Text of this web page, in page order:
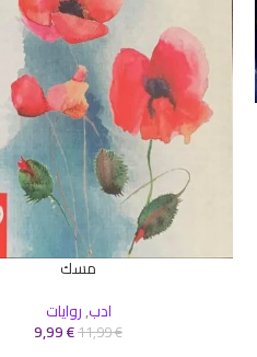
مسك
ادب,روايات
11,99€
9,99€